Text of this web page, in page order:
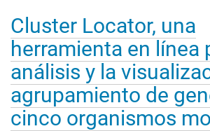
Cluster Locator, una
herramienta en línea
análisis y la
agrupamiento de
cinco organismos